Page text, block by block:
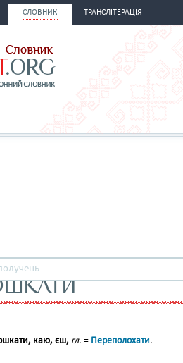
СЛОВНИК ТРАНСЛІТЕРАЦІЯ
каю, єш, гл. = Переполохати.